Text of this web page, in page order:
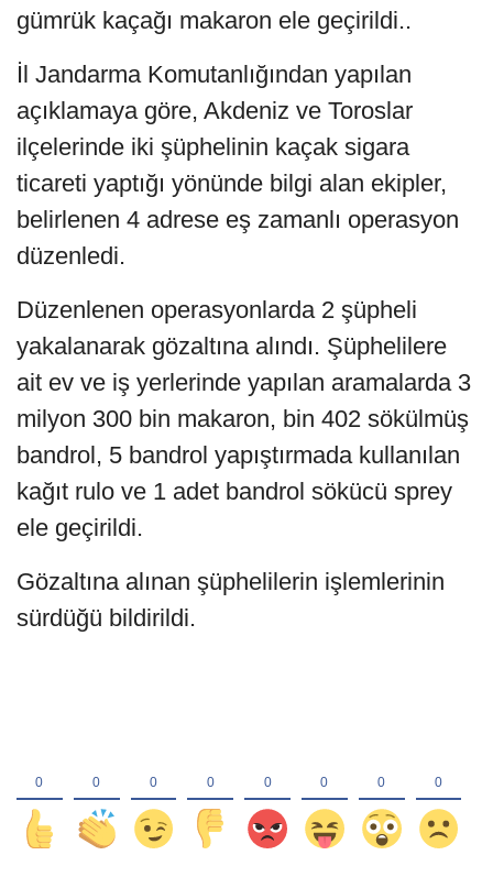
gümrük kaçağı makaron ele geçirildi..
İl Jandarma Komutanlığından yapılan
açıklamaya göre, Akdeniz ve Toroslar
ilçelerinde iki şüphelinin kaçak sigara
ticareti yaptığı yönünde bilgi alan ekipler,
belirlenen 4 adrese eş zamanlı operasyon
düzenledi.
Düzenlenen operasyonlarda 2 şüpheli
yakalanarak gözaltına alındı. Şüphelilere
ait ev ve iş yerlerinde yapılan aramalarda 3
milyon 300 bin makaron, bin 402 sökülmüş
bandrol, 5 bandrol yapıştırmada kullanılan
kağıt rulo ve 1 adet bandrol sökücü sprey
ele geçirildi.
Gözaltına alınan şüphelilerin işlemlerinin
sürdüğü bildirildi.